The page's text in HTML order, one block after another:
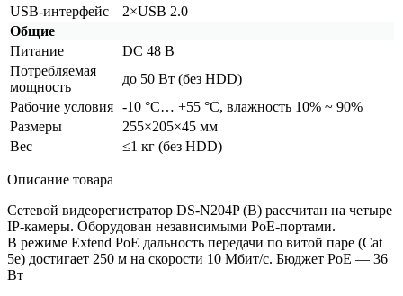
USB-интерфейс
2×USB 2.0
Общие
Питание
DC 48 В
Потребляемая
мощность
до 50 Вт (без HDD)
Рабочие условия -10 °C… +55 °C, влажность 10% ~ 90%
Размеры
255×205×45 мм
Вес
≤1 кг (без HDD)
Описание товара
Сетевой видеорегистратор DS-N204P (B) рассчитан на четыре
IP-камеры. Оборудован независимыми PoE-портами.
В режиме Extend PoE дальность передачи по витой паре (Cat
5e) достигает 250 м на скорости 10 Мбит/с. Бюджет РоЕ — 36
Вт